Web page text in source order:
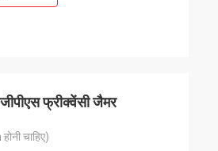
फ्रीक्वेंसी जैमर
चाहिए)